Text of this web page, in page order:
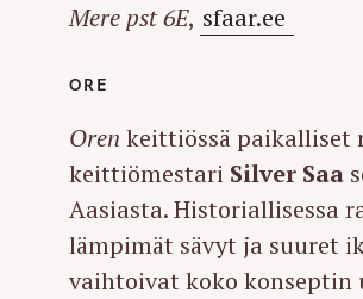
Mere pst 6E, sfaar.ee
ORE
Oren keittiössä paikalliset
keittiömestari Silver Saa
Aasiasta. Historiallisessa
lämpimät sävyt ja suuret
vaihtoivat koko